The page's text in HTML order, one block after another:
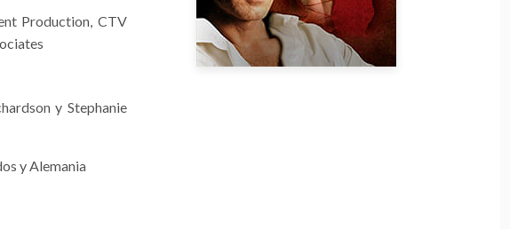
Production, CTV
y Stephanie
y Alemania